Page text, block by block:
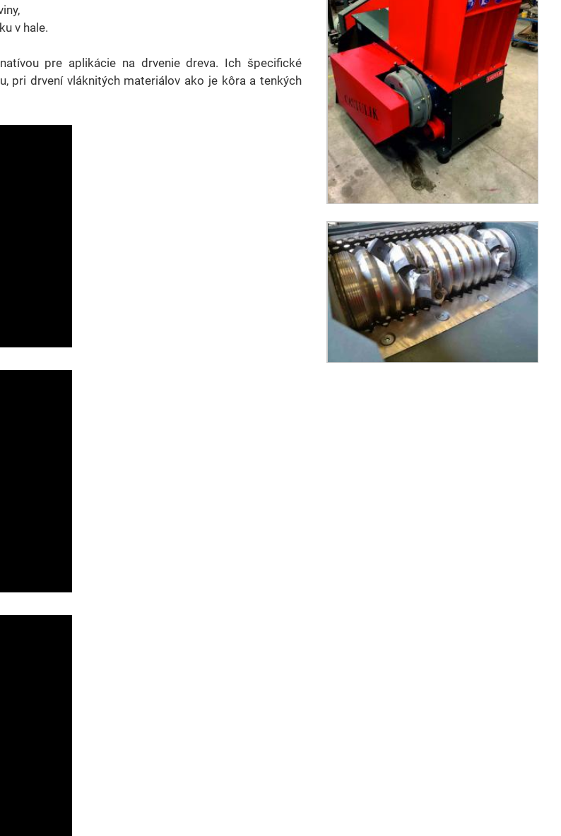
v hale.
pre aplikácie na drvenie dreva. Ich špecifické
pri drvení vláknitých materiálov ako je kôra a tenkých